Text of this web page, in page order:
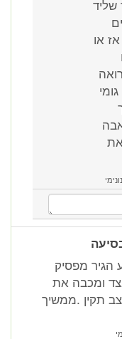
או
כדי נסיע הגיר מפסיק
ומכבה את
תקין .ממשיך